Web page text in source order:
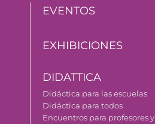
EVENTOS
EXHIBICIONES
DIDATTICA
Didáctica para las escuelas
Didáctica para todos
Encuentros para profesores y